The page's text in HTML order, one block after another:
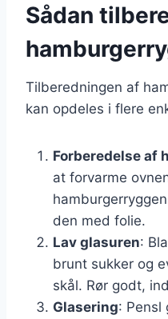
Sådan
Tilberedningen af
kan opdeles i flere
Forberedelse af
at forvarme
den med folie.
Lav glasuren:
brunt sukker og
skål. Rør godt,
Glasering: Pensl